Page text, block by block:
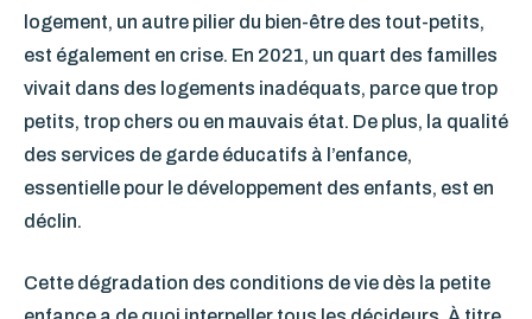
logement, un autre pilier du bien-être des tout-petits,
est également en crise. En 2021, un quart des familles
vivait dans des logements inadéquats, parce que trop
petits, trop chers ou en mauvais état. De plus, la qualité
des services de garde éducatifs à l’enfance,
essentielle pour le développement des enfants, est en
déclin.
Cette dégradation des conditions de vie dès la petite